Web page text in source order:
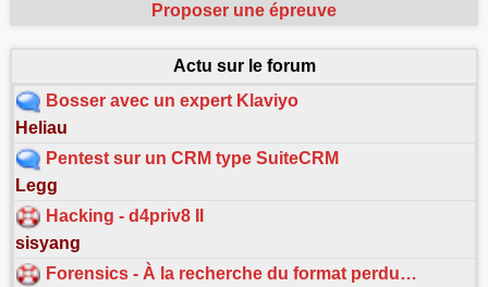
Proposer une épreuve
Actu sur le forum
Bosser avec un expert Klaviyo
Heliau
Pentest sur un CRM type SuiteCRM
Legg
Hacking - d4priv8 II
sisyang
Forensics - À la recherche du format perdu…